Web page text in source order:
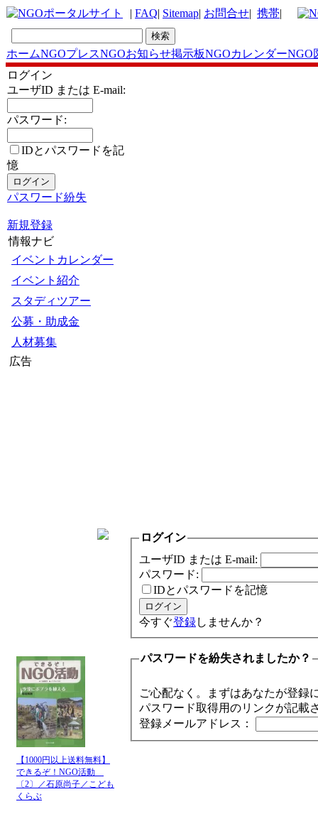
| FAQ| Sitemap| お問合せ| 携帯|
ホームNGOプレスNGOお知らせ掲示板NGOカレンダーNGO
ログイン
ユーザID または E-mail:
パスワード:
IDとパスワードを記
憶
パスワード紛失
新規登録
情報ナビ
イベントカレンダー
イベント紹介
スタディツアー
公募・助成金
人材募集
広告
【1000円以上送料無料】
できるぞ！NGO活動
〔2〕／石原尚子／こども
くらぶ
ログイン
ユーザID または E-mail:
パスワード:
IDとパスワードを記憶
今すぐ登録しませんか？
パスワードを紛失されましたか？
ご心配なく。まずはあなたが登録
パスワード取得用のリンクが記載
登録メールアドレス：